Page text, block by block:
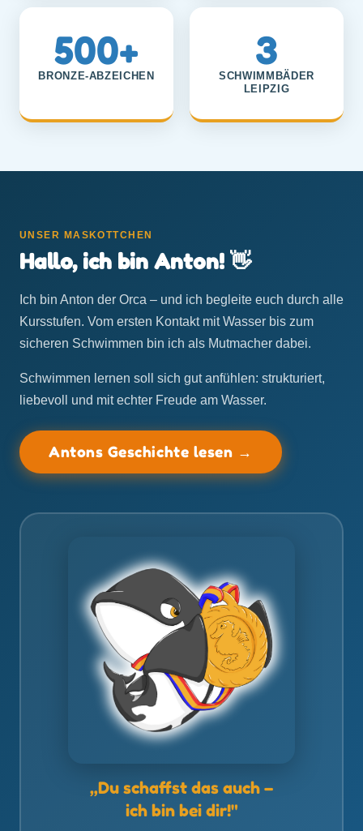
500+
BRONZE-ABZEICHEN
3
SCHWIMMBÄDER
LEIPZIG
UNSER MASKOTTCHEN
Hallo, ich bin Anton! 👋
Ich bin Anton der Orca – und ich begleite euch durch alle
Kursstufen. Vom ersten Kontakt mit Wasser bis zum
sicheren Schwimmen bin ich als Mutmacher dabei.
Schwimmen lernen soll sich gut anfühlen: strukturiert,
liebevoll und mit echter Freude am Wasser.
Antons Geschichte lesen →
„Du schaffst das auch –
ich bin bei dir!"